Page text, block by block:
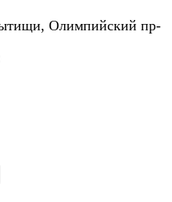
Олимпийский пр-